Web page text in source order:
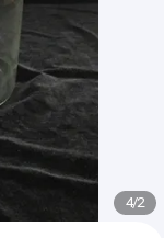
2
/
4